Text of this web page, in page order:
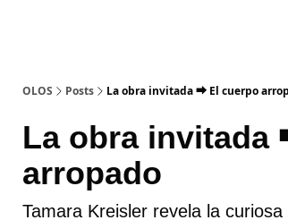
OLOS Posts La obra invitada ⮕ El cuerpo
La obra invitada
arropado
Tamara Kreisler revela la